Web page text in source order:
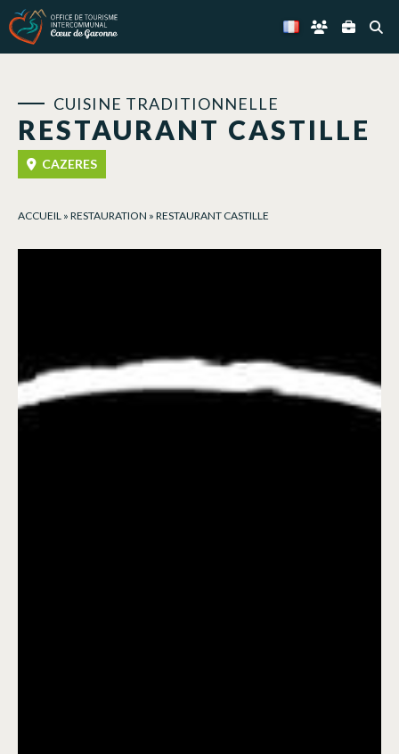
RESTAURANT CASTILLE
CUISINE TRADITIONNELLE
CAZERES
ACCUEIL » RESTAURATION » RESTAURANT CASTILLE
Panneau de gestion des cookies